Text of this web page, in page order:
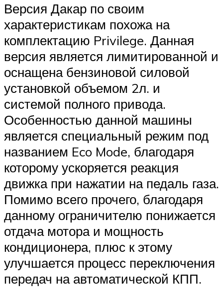
Версия Дакар по своим
характеристикам похожа на
комплектацию Privilege. Данная
версия является лимитированной и
оснащена бензиновой силовой
установкой объемом 2л. и
системой полного привода.
Особенностью данной машины
является специальный режим под
названием Eco Mode, благодаря
которому ускоряется реакция
движка при нажатии на педаль газа.
Помимо всего прочего, благодаря
данному ограничителю понижается
отдача мотора и мощность
кондиционера, плюс к этому
улучшается процесс переключения
передач на автоматической КПП.